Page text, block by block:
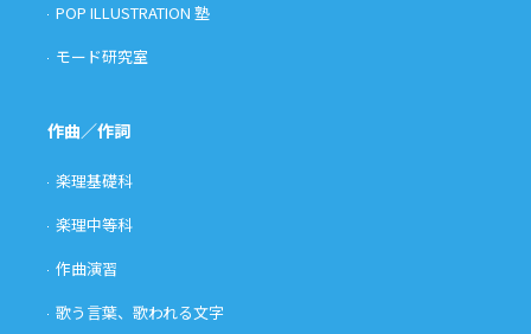
POP ILLUSTRATION 塾
モード研究室
作曲／作詞
楽理基礎科
楽理中等科
作曲演習
歌う言葉、歌われる文字